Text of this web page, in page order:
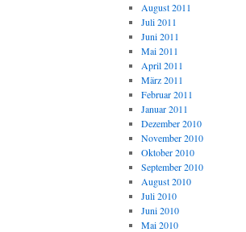
August 2011
Juli 2011
Juni 2011
Mai 2011
April 2011
März 2011
Februar 2011
Januar 2011
Dezember 2010
November 2010
Oktober 2010
September 2010
August 2010
Juli 2010
Juni 2010
Mai 2010